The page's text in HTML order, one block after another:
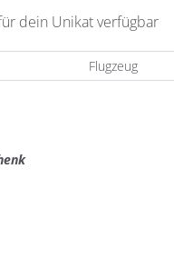
dein Unikat verfügbar
Flugzeug